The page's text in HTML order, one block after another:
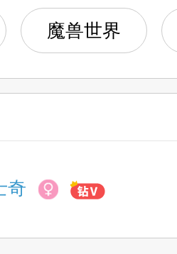
小队
早得散
声还想打惩戒？
的粉红职业
屎学家
魔兽世界
奇